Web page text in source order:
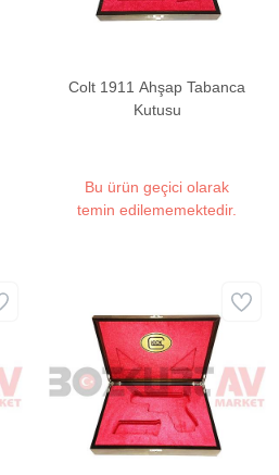
Colt 1911 Ahşap Tabanca
Kutusu
Bu ürün geçici olarak
temin edilememektedir.